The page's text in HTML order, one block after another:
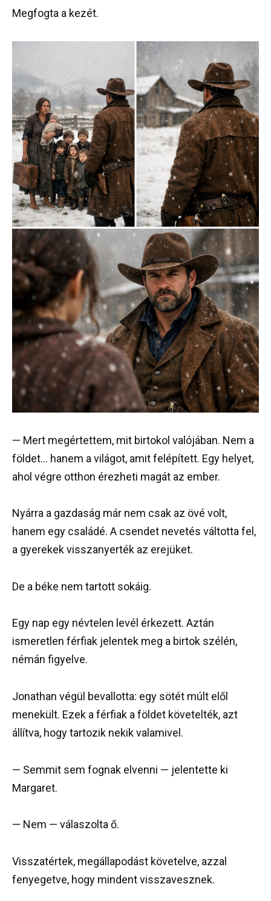
Megfogta a kezét.
— Mert megértettem, mit birtokol valójában. Nem a
földet… hanem a világot, amit felépített. Egy helyet,
ahol végre otthon érezheti magát az ember.
Nyárra a gazdaság már nem csak az övé volt,
hanem egy családé. A csendet nevetés váltotta fel,
a gyerekek visszanyerték az erejüket.
De a béke nem tartott sokáig.
Egy nap egy névtelen levél érkezett. Aztán
ismeretlen férfiak jelentek meg a birtok szélén,
némán figyelve.
Jonathan végül bevallotta: egy sötét múlt elől
menekült. Ezek a férfiak a földet követelték, azt
állítva, hogy tartozik nekik valamivel.
— Semmit sem fognak elvenni — jelentette ki
Margaret.
— Nem — válaszolta ő.
Visszatértek, megállapodást követelve, azzal
fenyegetve, hogy mindent visszavesznek.